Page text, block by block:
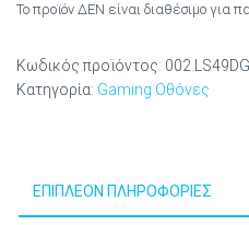
Το προϊόν ΔΕΝ είναι διαθέσιμο για
Κωδικός προϊόντος:
Κατηγορία: Gaming Οθόνες
ΕΠΙΠΛΈΟΝ ΠΛΗΡΟΦΟΡΊΕΣ